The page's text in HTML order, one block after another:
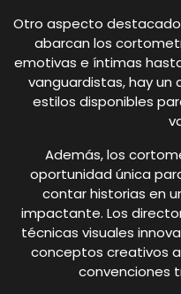
Otro aspecto
abarcan los
emotivas e íntimas
vanguardistas, hay un
estilos disponibles
Además, los
oportunidad única
contar historias en
impactante. Los
técnicas visuales
conceptos creativos
convenciones